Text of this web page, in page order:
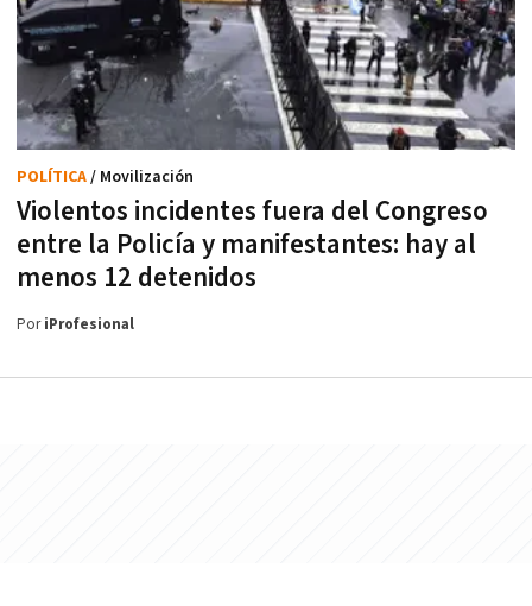
Violentos incidentes fuera del Congreso
entre la Policía y manifestantes: hay al
menos 12 detenidos
POLÍTICA/ Movilización
PoriProfesional